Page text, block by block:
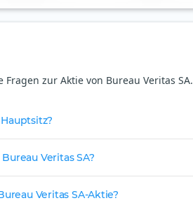
zur Aktie von Bureau Veritas SA.
Veritas SA?
Veritas SA-Aktie?